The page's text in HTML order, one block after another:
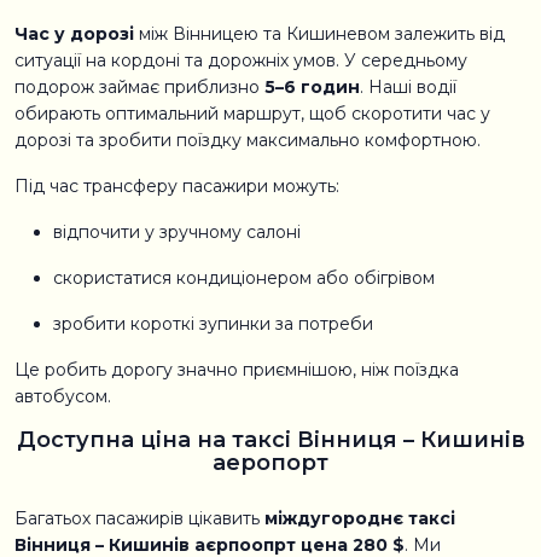
Час у дорозі між Вінницею та Кишиневом залежить від
ситуації на кордоні та дорожніх умов. У середньому
подорож займає приблизно 5–6 годин. Наші водії
обирають оптимальний маршрут, щоб скоротити час у
дорозі та зробити поїздку максимально комфортною.
Під час трансферу пасажири можуть:
відпочити у зручному салоні
скористатися кондиціонером або обігрівом
зробити короткі зупинки за потреби
Це робить дорогу значно приємнішою, ніж поїздка
автобусом.
Доступна ціна на таксі Вінниця – Кишинів
аеропорт
Багатьох пасажирів цікавить міждугороднє таксі
Вінниця – Кишинів аєрпоопрт цена 280 $. Ми